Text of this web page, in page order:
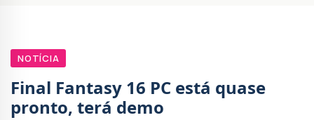
NOTÍCIA
Final Fantasy 16 PC está quase
pronto, terá demo